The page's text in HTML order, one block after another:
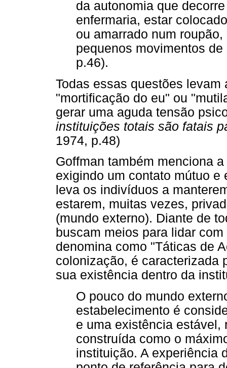
da autonomia que
enfermaria, estar
ou amarrado num
pequenos movimentos
p.46).
Todas essas questões
"mortificação do eu" ou
gerar uma aguda tensão
instituições totais são fatais
1974, p.48)
Goffman também menciona
exigindo um contato mútuo
leva os indivíduos a
estarem, muitas vezes,
(mundo externo). Diante de
buscam meios para lidar
denomina como "Táticas de
colonização, é caracterizada
sua existência dentro da
O pouco do mundo
estabelecimento é
e uma existência estável,
construída como o
instituição. A experiência